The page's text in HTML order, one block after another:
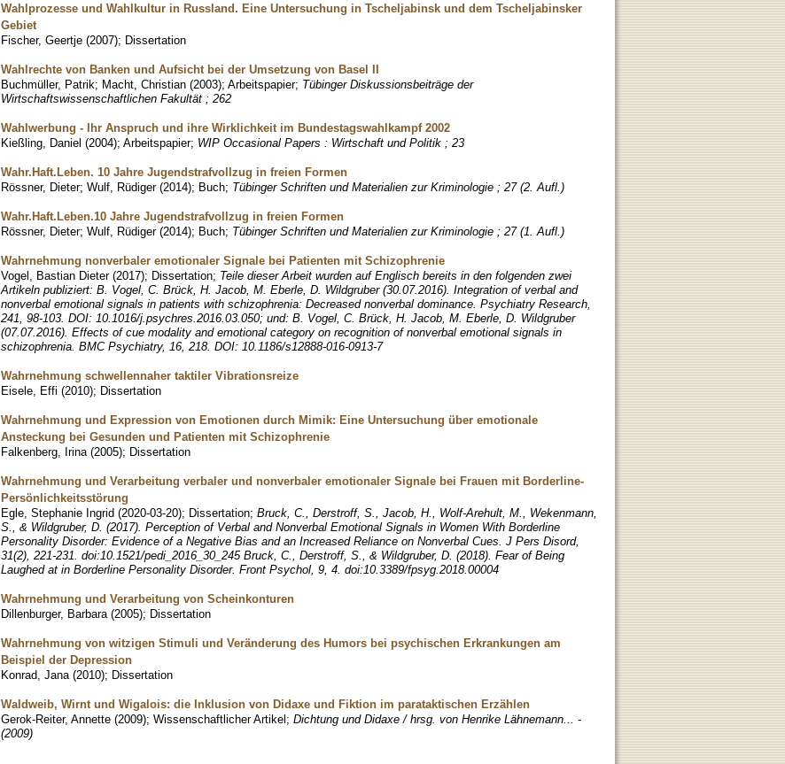
Wahlprozesse und Wahlkultur in Russland. Eine Untersuchung in Tscheljabinsk und dem Tscheljabinsker
Gebiet
Fischer, Geertje (2007); Dissertation
Wahlrechte von Banken und Aufsicht bei der Umsetzung von Basel II
Buchmüller, Patrik; Macht, Christian (2003); Arbeitspapier; Tübinger Diskussionsbeiträge der
Wirtschaftswissenschaftlichen Fakultät ; 262
Wahlwerbung - Ihr Anspruch und ihre Wirklichkeit im Bundestagswahlkampf 2002
Kießling, Daniel (2004); Arbeitspapier; WIP Occasional Papers : Wirtschaft und Politik ; 23
Wahr.Haft.Leben. 10 Jahre Jugendstrafvollzug in freien Formen
Rössner, Dieter; Wulf, Rüdiger (2014); Buch; Tübinger Schriften und Materialien zur Kriminologie ; 27 (2. Aufl.)
Wahr.Haft.Leben.10 Jahre Jugendstrafvollzug in freien Formen
Rössner, Dieter; Wulf, Rüdiger (2014); Buch; Tübinger Schriften und Materialien zur Kriminologie ; 27 (1. Aufl.)
Wahrnehmung nonverbaler emotionaler Signale bei Patienten mit Schizophrenie
Vogel, Bastian Dieter (2017); Dissertation; Teile dieser Arbeit wurden auf Englisch bereits in den folgenden zwei
Artikeln publiziert: B. Vogel, C. Brück, H. Jacob, M. Eberle, D. Wildgruber (30.07.2016). Integration of verbal and
nonverbal emotional signals in patients with schizophrenia: Decreased nonverbal dominance. Psychiatry Research,
241, 98-103. DOI: 10.1016/j.psychres.2016.03.050; und: B. Vogel, C. Brück, H. Jacob, M. Eberle, D. Wildgruber
(07.07.2016). Effects of cue modality and emotional category on recognition of nonverbal emotional signals in
schizophrenia. BMC Psychiatry, 16, 218. DOI: 10.1186/s12888-016-0913-7
Wahrnehmung schwellennaher taktiler Vibrationsreize
Eisele, Effi (2010); Dissertation
Wahrnehmung und Expression von Emotionen durch Mimik: Eine Untersuchung über emotionale
Ansteckung bei Gesunden und Patienten mit Schizophrenie
Falkenberg, Irina (2005); Dissertation
Wahrnehmung und Verarbeitung verbaler und nonverbaler emotionaler Signale bei Frauen mit Borderline-
Persönlichkeitsstörung
Egle, Stephanie Ingrid (2020-03-20); Dissertation; Bruck, C., Derstroff, S., Jacob, H., Wolf-Arehult, M., Wekenmann,
S., & Wildgruber, D. (2017). Perception of Verbal and Nonverbal Emotional Signals in Women With Borderline
Personality Disorder: Evidence of a Negative Bias and an Increased Reliance on Nonverbal Cues. J Pers Disord,
31(2), 221-231. doi:10.1521/pedi_2016_30_245 Bruck, C., Derstroff, S., & Wildgruber, D. (2018). Fear of Being
Laughed at in Borderline Personality Disorder. Front Psychol, 9, 4. doi:10.3389/fpsyg.2018.00004
Wahrnehmung und Verarbeitung von Scheinkonturen
Dillenburger, Barbara (2005); Dissertation
Wahrnehmung von witzigen Stimuli und Veränderung des Humors bei psychischen Erkrankungen am
Beispiel der Depression
Konrad, Jana (2010); Dissertation
Waldweib, Wirnt und Wigalois: die Inklusion von Didaxe und Fiktion im parataktischen Erzählen
Gerok-Reiter, Annette (2009); Wissenschaftlicher Artikel; Dichtung und Didaxe / hrsg. von Henrike Lähnemann... -
(2009)